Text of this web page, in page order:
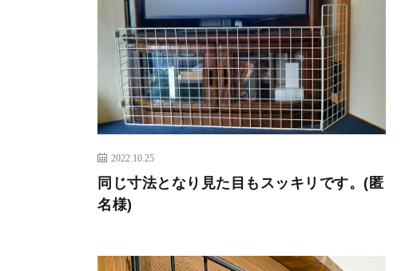
2022.10.25
同じ寸法となり見た目もスッキリです。(匿
名様)